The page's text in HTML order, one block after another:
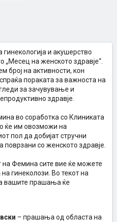
гинекологија и акушерство
на женското здравје“.
број на активности, кон
пораката за важноста на
за зачувување и
здравје.
во соработка со Клиниката
ќе им овозможи на
пол да добијат стручни
со женското здравје.
на Фемина сите вие ќе можете
гинеколози. Во текот на
вашите прашања ќе
– прашања од областа на